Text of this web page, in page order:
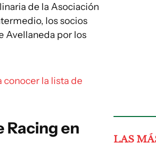
de la Asociación
los socios
Avellaneda por los
la lista de
Racing en
LAS